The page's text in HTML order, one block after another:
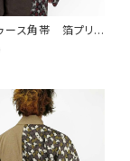
ース角帯 箔プリン
ラック